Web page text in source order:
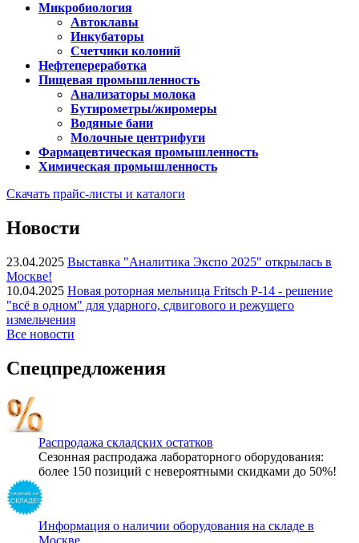
Микробиология
Автоклавы
Инкубаторы
Счетчики колоний
Нефтепереработка
Пищевая промышленность
Анализаторы молока
Бутирометры/жиромеры
Водяные бани
Молочные центрифуги
Фармацевтическая промышленность
Химическая промышленность
Скачать прайс-листы и каталоги
Новости
23.04.2025 Выставка "Аналитика Экспо 2025" открылась в
Москве!
10.04.2025 Новая роторная мельница Fritsch P-14 - решение
"всё в одном" для ударного, сдвигового и режущего
измельчения
Все новости
Спецпредложения
Распродажа складских остатков
Сезонная распродажа лабораторного оборудования:
более 150 позиций с невероятными скидками до 50%!
Информация о наличии оборудования на складе в
Москве